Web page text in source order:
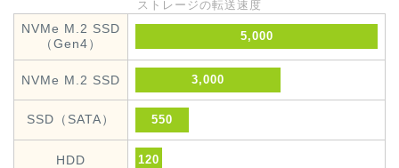
ストレージの転送速度
NVMe M.2 SSD
（Gen4）
5,000
NVMe M.2 SSD 3,000
SSD（SATA） 550
HDD 120